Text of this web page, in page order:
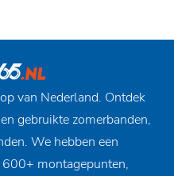
van Nederland. Ontdek
gebruikte zomerbanden,
We hebben een
montagepunten,